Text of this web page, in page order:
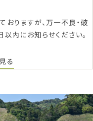
おりますが、万一不良・破
内にお知らせください。
る